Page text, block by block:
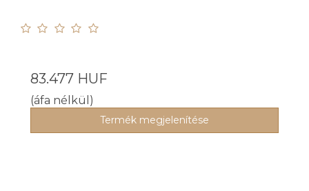
83.477 HUF
(áfa nélkül)
Termék megjelenítése